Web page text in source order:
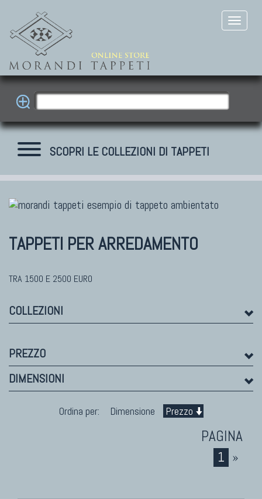
SCOPRI LE COLLEZIONI DI TAPPETI
TAPPETI MODERNI
Himalayan
Kala Laie
Reloaded
Tappeti Moderni Collezione Morandi
TAPPETI PER ARREDAMENTO
TRA 1500 E 2500 EURO
COLLEZIONI
PREZZO
DIMENSIONI
Ordina per: Dimensione Prezzo
1 »